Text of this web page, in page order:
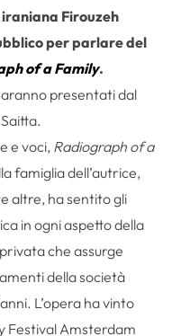
Firouzeh
per parlare del
of a Family.
presentati dal
e voci, Radiograph of a
famiglia dell’autrice,
altre, ha sentito gli
in ogni aspetto della
che assurge
della società
L’opera ha vinto
Festival Amsterdam